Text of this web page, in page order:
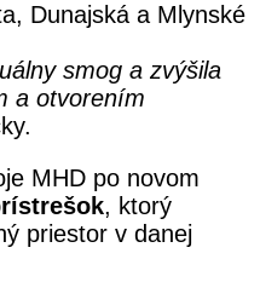
Dunajská a Mlynské
smog a zvýšila
a otvorením
MHD po novom
, ktorý
priestor v danej